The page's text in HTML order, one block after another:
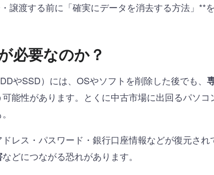
譲渡する前に「確実にデータを消去する方法」**
必要なのか？
やSSD）には、OSやソフトを削除した後でも、
可能性があります。とくに中古市場に出回るパソ
レス・パスワード・銀行口座情報などが復元され
などにつながる恐れがあります。